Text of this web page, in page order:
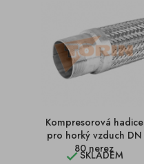
Kompresorová hadice
pro horký vzduch DN
80 nerez
SKLADEM